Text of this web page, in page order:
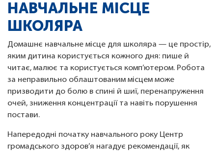
НАВЧАЛЬНЕ МІСЦЕ
ШКОЛЯРА
Домашнє навчальне місце для школяра — це простір,
яким дитина користується кожного дня: пише й
читає, малює та користується комп’ютером. Робота
за неправильно облаштованим місцем може
призводити до болю в спині й шиї, перенапруження
очей, зниження концентрації та навіть порушення
постави.
Напередодні початку навчального року Центр
громадського здоров’я нагадує рекомендації, як